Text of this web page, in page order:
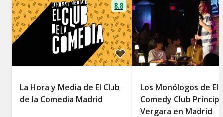
8.8
La Hora y Media de El Club
de la Comedia Madrid
Los Monólogos de El
Comedy Club
Vergara en Madrid